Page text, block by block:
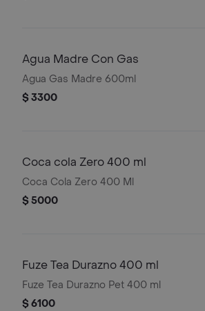
Agua Madre Con Gas
Agua Gas Madre 600ml
$ 3300
Coca cola Zero 400 ml
Coca Cola Zero 400 Ml
$ 5000
Fuze Tea Durazno 400 ml
Fuze Tea Durazno Pet 400 ml
$ 6100